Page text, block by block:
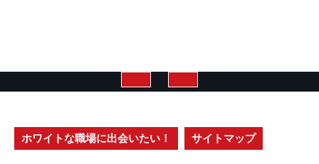
Button
ホワイトな職場に出会いたい！ サイトマップ